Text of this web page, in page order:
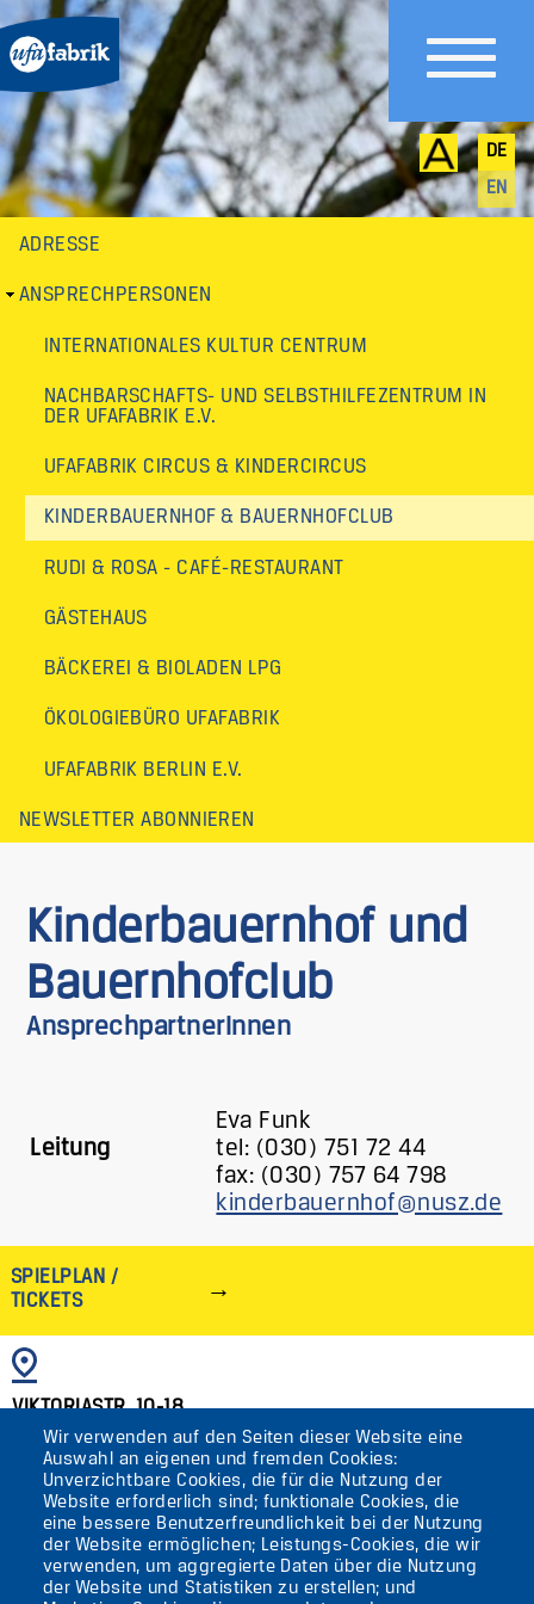
Wir verwenden auf den Seiten dieser Website eine
Auswahl an eigenen und fremden Cookies:
Unverzichtbare Cookies, die für die Nutzung der
Website erforderlich sind; funktionale Cookies, die
eine bessere Benutzerfreundlichkeit bei der Nutzung
der Website ermöglichen; Leistungs-Cookies, die wir
verwenden, um aggregierte Daten über die Nutzung
der Website und Statistiken zu erstellen; und
DE
EN
Kinderbauernhof und
Bauernhofclub
AnsprechpartnerInnen
Leitung
Eva Funk
tel: (030) 751 72 44
fax: (030) 757 64 798
kinderbauernhof@nusz.de
ADRESSE
ANSPRECHPERSONEN
INTERNATIONALES KULTUR CENTRUM
NACHBARSCHAFTS- UND SELBSTHILFEZENTRUM IN
DER UFAFABRIK E.V.
UFAFABRIK CIRCUS & KINDERCIRCUS
KINDERBAUERNHOF & BAUERNHOFCLUB
RUDI & ROSA - CAFÉ-RESTAURANT
GÄSTEHAUS
BÄCKEREI & BIOLADEN LPG
ÖKOLOGIEBÜRO UFAFABRIK
UFAFABRIK BERLIN E.V.
NEWSLETTER ABONNIEREN
SPIELPLAN /
TICKETS
BILD
VIKTORIASTR. 10-18
12105 BERLIN
TEMPELHOF
AKTUELLES